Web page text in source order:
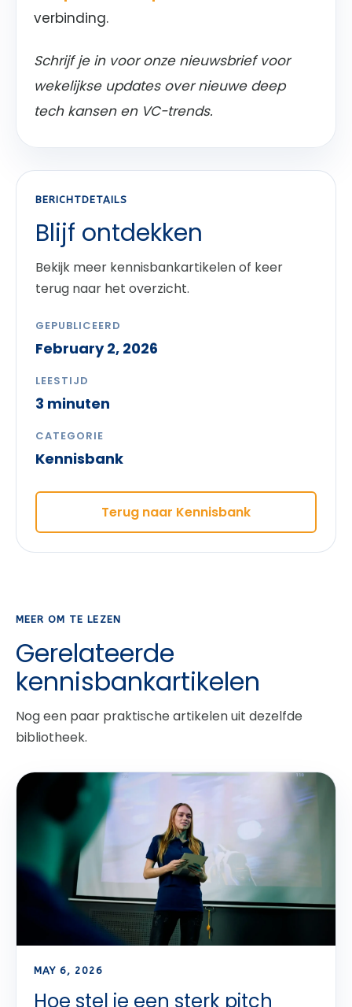
verbinding.
Schrijf je in voor onze nieuwsbrief voor
wekelijkse updates over nieuwe deep
tech kansen en VC-trends.
BERICHTDETAILS
Blijf ontdekken
Bekijk meer kennisbankartikelen of keer
terug naar het overzicht.
GEPUBLICEERD
February 2, 2026
LEESTIJD
3 minuten
CATEGORIE
Kennisbank
Terug naar Kennisbank
MEER OM TE LEZEN
Gerelateerde
kennisbankartikelen
Nog een paar praktische artikelen uit dezelfde
bibliotheek.
MAY 6, 2026
Hoe stel je een sterk pitch